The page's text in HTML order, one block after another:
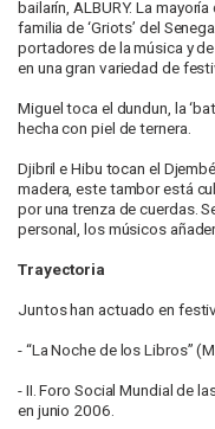
bailarín, ALBURY. La
familia de ‘Griots’ del
portadores de la música y
en una gran variedad de
Miguel toca el dundun, la
hecha con piel de ternera.
Djibril e Hibu tocan el
madera, este tambor está
por una trenza de cuerdas.
personal, los músicos
Trayectoria
Juntos han actuado en
- “La Noche de los Libros”
- II. Foro Social Mundial de
en junio 2006.